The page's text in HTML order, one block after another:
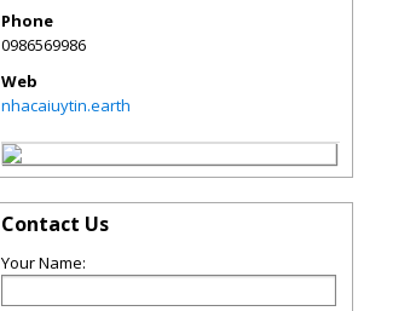
Phone
0986569986
Web
nhacaiuytin.earth
Contact Us
Your Name: